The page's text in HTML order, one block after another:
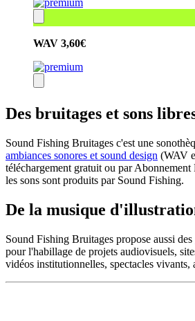
WAV 3,60€
Des bruitages et sons
Sound Fishing Bruitages c'est une
ambiances sonores et sound design (WAV
téléchargement gratuit ou par
les sons sont produits par Sound Fishing.
De la musique
Sound Fishing Bruitages propose aussi des
pour l'habillage de projets audiovisuels,
vidéos institutionnelles, spectacles